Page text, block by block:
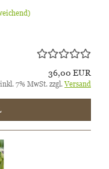
36,00 EUR
inkl. 7% MwSt. zzgl.Versand